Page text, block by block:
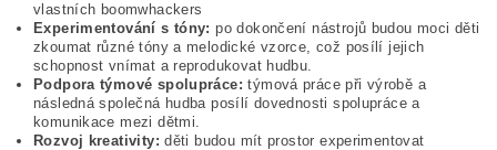
vlastních boomwhackers
Experimentování s tóny:po dokončení nástrojů budou moci děti
zkoumat různé tóny a melodické vzorce, což posílí jejich
schopnost vnímat a reprodukovat hudbu.
Podpora týmové spolupráce: týmová práce při výrobě a
následná společná hudba posílí dovednosti spolupráce a
komunikace mezi dětmi.
Rozvoj kreativity:děti budou mít prostor experimentovat